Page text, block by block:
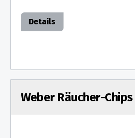
Details
Weber Räucher-